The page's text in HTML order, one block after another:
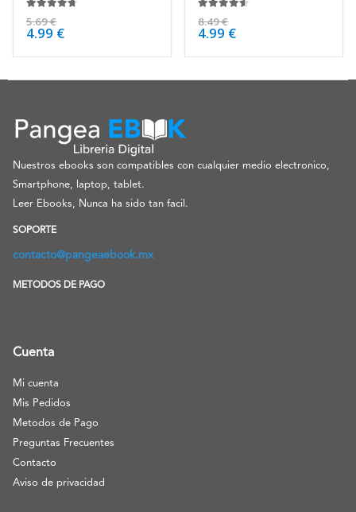
5.69€
4.99 €
8.49€
4.99 €
Nuestros ebooks son compatibles con cualquier medio electronico,
Smartphone, laptop, tablet.
Leer Ebooks, Nunca ha sido tan facil.
SOPORTE
contacto@pangeaebook.mx
METODOS DE PAGO
Cuenta
Mi cuenta
Mis Pedidos
Metodos de Pago
Preguntas Frecuentes
Contacto
Aviso de privacidad